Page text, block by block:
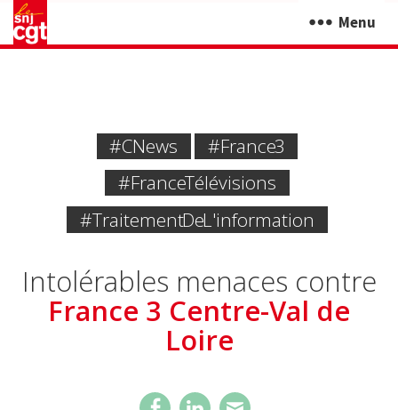
Menu
#CNews
#France 3
#France Télévisions
#traitement De L'information
Intolérables menaces contre
France 3 Centre-Val de
Loire